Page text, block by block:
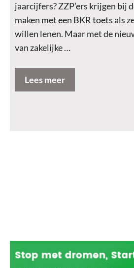
jaarcijfers? ZZP’ers krijgen bij
maken met een BKR toets als
willen lenen. Maar met de
van zakelijke …
Lees meer